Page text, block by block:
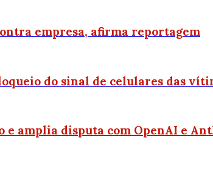
empresa, afirma reportagem
do sinal de celulares das
amplia disputa com OpenAI e